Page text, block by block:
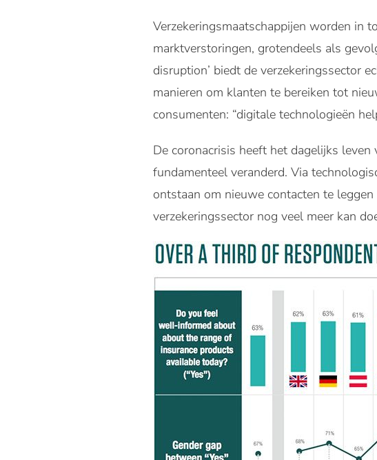
Verzekeringsmaatschappijen worden in
marktverstoringen, grotendeels als
disruption’ biedt de verzekeringssector
manieren om klanten te bereiken tot
consumenten: “digitale technologieën
De coronacrisis heeft het dagelijks
fundamenteel veranderd. Via
ontstaan om nieuwe contacten te
verzekeringssector nog veel meer kan